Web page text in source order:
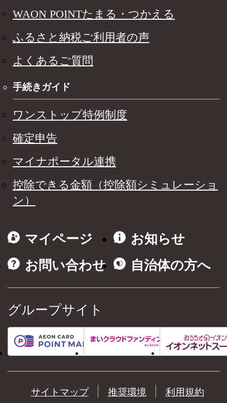
WAON POINTたまる・つかえる
ふるさと納税ご利用者の声
よくあるご質問
手続きガイド
ワンストップ特例制度
確定申告
マイナポータル連携
控除できる金額（控除額シミュレーショ
ン）
マイページ
お知らせ
お問い合わせ
自治体の方へ
グループサイト
サイトマップ 推奨環境 利用規約